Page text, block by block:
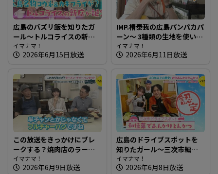
広島のバズリ飯を知りたガ
ール～トルコライスの新店
＆360度カメラ完備の最新カ
フェ 【街ネタ！知りたガー
イマナマ！
2026年6月15日放送
IMP.椿泰我の広島パンパカパ
ーン～ 3種類の生地を使い分
けるベーグル専門店
イマナマ！
2026年6月11日放送
この放送をきっかけにブレ
ークする？焼肉店のラーメ
ンチャーハンセット～焼肉
じゅうじゅう【たまにはそ
イマナマ！
2026年6月9日放送
広島のドライブスポットを
知りたガール～三次市編
【街ネタ！知りたガール】
イマナマ！
2026年6月8日放送